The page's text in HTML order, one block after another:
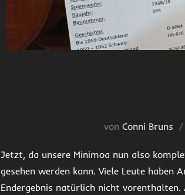
von Conni Bruns
Jetzt, da unsere Minimoa nun also
gesehen werden kann. Viele Leute
Endergebnis natürlich nicht